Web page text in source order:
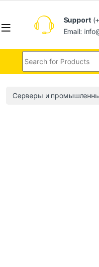
Support
Email:
Серверы и